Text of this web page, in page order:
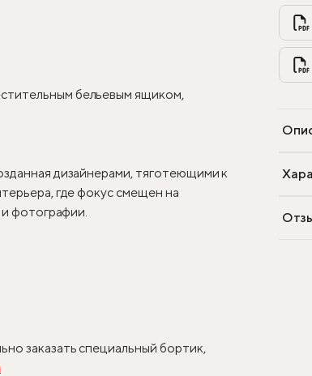
бельевым ящиком,
дизайнерами, тяготеющими к
где фокус смещен на
фотографии.
заказать специальный бортик,